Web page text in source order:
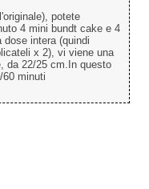
potete
4 mini bundt cake e 4
intera (quindi
x 2), vi viene una
da 22/25 cm.In questo
minuti